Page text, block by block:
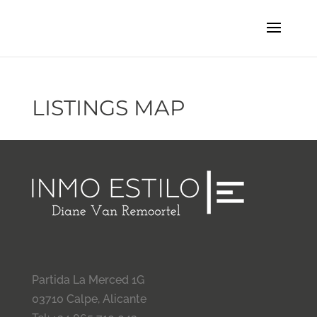
LISTINGS MAP
Partida La Merced 1G
03710 Calpe, Alicante